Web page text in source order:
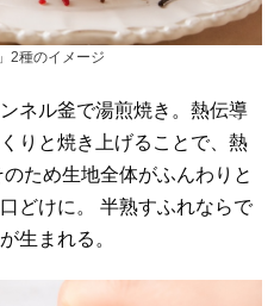
2種のイメージ
ネル釜で湯煎焼き。熱伝導
りと焼き上げることで、熱
ため生地全体がふんわりと
どけに。 半熟すふれならで
生まれる。